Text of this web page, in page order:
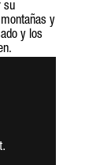
su
y
y los